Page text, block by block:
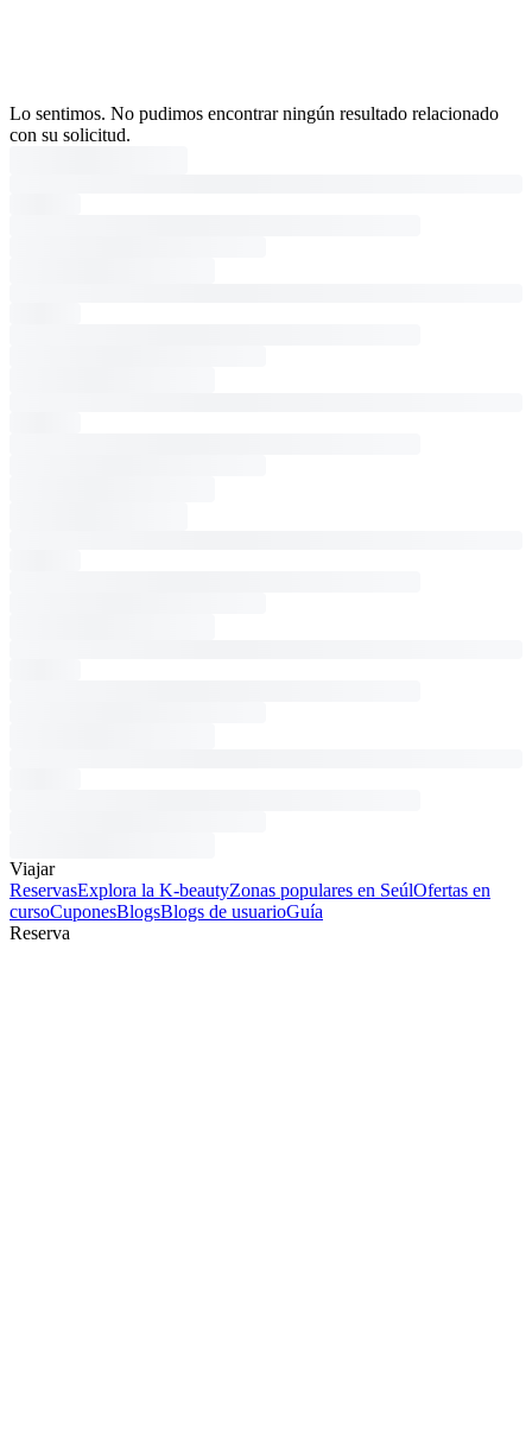
Lo sentimos. No pudimos encontrar ningún resultado relacionado
con su solicitud.
Viajar
ReservasExplora la K-beautyZonas populares en SeúlOfertas en
cursoCuponesBlogsBlogs de usuarioGuía
Reserva